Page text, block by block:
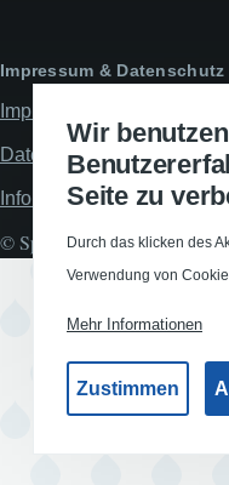
Wir
Seite zu
Durch das klicken des
Verwendung von
Mehr Informationen
Zustimmen
Impressum & Datenschutz
Impressum
Datenschutzerklärung
Informationspflichten
© Spiel- und Turnverein